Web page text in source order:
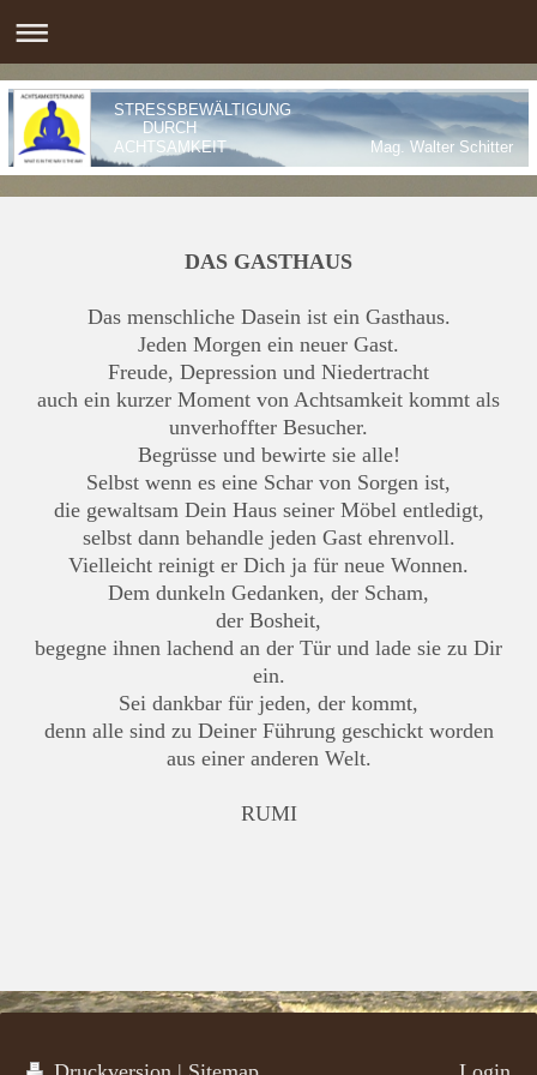
STRESSBEWÄLTIGUNG
DURCH
ACHTSAMKEIT Mag. Walter
DAS GASTHAUS
Das menschliche Dasein ist ein Gasthaus.
Jeden Morgen ein neuer Gast.
Freude, Depression und Niedertracht
auch ein kurzer Moment von Achtsamkeit kommt als
unverhoffter Besucher.
Begrüsse und bewirte sie alle!
Selbst wenn es eine Schar von Sorgen ist,
die gewaltsam Dein Haus seiner Möbel entledigt,
selbst dann behandle jeden Gast ehrenvoll.
Vielleicht reinigt er Dich ja für neue Wonnen.
Dem dunkeln Gedanken, der Scham,
der Bosheit,
begegne ihnen lachend an der Tür und lade sie zu Dir
ein.
Sei dankbar für jeden, der kommt,
denn alle sind zu Deiner Führung geschickt worden
aus einer anderen Welt.
RUMI